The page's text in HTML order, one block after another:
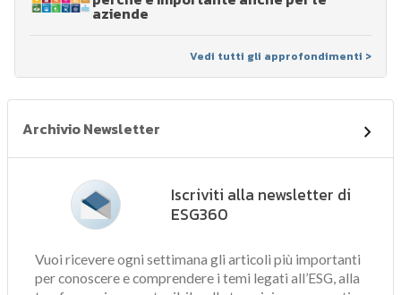
aziende
Vedi tutti gli approfondimenti >
Archivio Newsletter
Iscriviti alla newsletter di
ESG360
Vuoi ricevere ogni settimana gli articoli più importanti
per conoscere e comprendere i temi legati all’ESG, alla